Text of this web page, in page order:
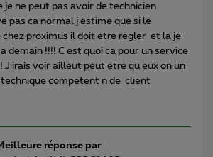
je ne peut pas avoir de technicien
pas ca normal j estime que si le
chez proximus il doit etre regler et la je
demain !!!! C est quoi ca pour un service
J irais voir ailleut peut etre qu eux on un
competent n de client
réponse par